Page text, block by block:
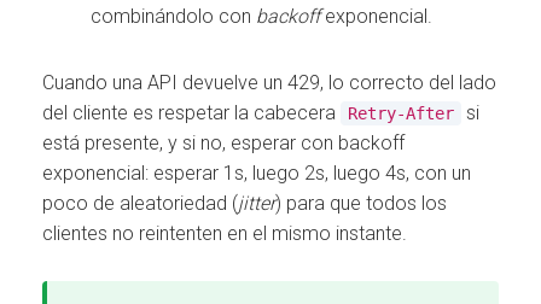
combinándolo con backoffexponencial.
Cuando una API devuelve un 429, lo correcto del lado
del cliente es respetar la cabecera
Retry-After
si
está presente, y si no, esperar con backoff
exponencial: esperar 1s, luego 2s, luego 4s, con un
poco de aleatoriedad (jitter) para que todos los
clientes no reintenten en el mismo instante.